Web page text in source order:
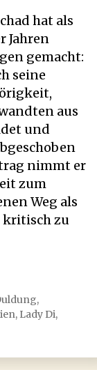
hat als
Jahren
gemacht:
seine
aus
und
nimmt er
zum
Weg als
kritisch zu
,
, Lady Di,